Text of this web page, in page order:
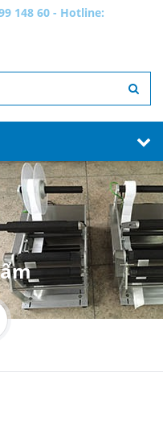
148 60 - Hotline: